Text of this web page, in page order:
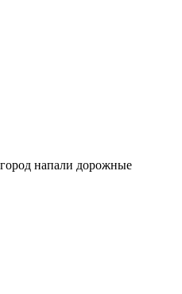
напали дорожные